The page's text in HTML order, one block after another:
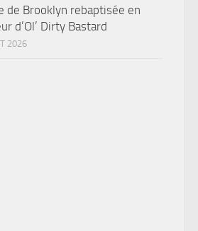
de Brooklyn rebaptisée en
d’Ol’ Dirty Bastard
2026